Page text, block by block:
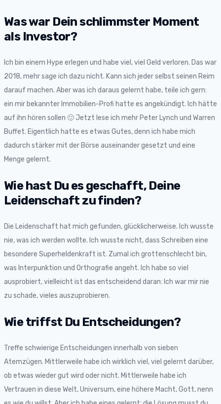
Was war Dein schlimmster Moment
als Investor?
Ich bin einem Hype erlegen und habe viel, viel Geld verloren. Das war
2018, mehr sage ich dazu nicht. Kann sich jeder selbst seinen Reim
darauf machen. Aber was ich daraus gelernt habe, teile ich gern:
ein mir bekannter Immobilien-Profi hatte es angekündigt. Ich hätte
auf ihn hören sollen 🙂 Jetzt lese ich mehr Peter Lynch und Warren
Buffet. Eigentlich hatte es etwas Gutes, denn ich habe mich
dadurch stärker mit der Börse auseinander gesetzt und eine
Menge gelernt.
Wie hast Du es geschafft, Deine
Leidenschaft zu finden?
Die Leidenschaft hat mich gefunden, glücklicherweise. Ich wusste
nie, was ich werden wollte. Ich wusste nicht, dass Schreiben eine
besondere Superheldenkraft ist. Zumal ich grottenschlecht bin,
was Interpunktion und Orthografie angeht. Ich habe so viel
ausprobiert, vielleicht ist das entscheidend daran: Ich war mir nie
zu schade, vieles auszuprobieren.
Wie triffst Du Entscheidungen?
Treffe schwierige Entscheidungen innerhalb von sieben
Atemzügen. Mittlerweile habe ich wirklich viel, viel gelernt darüber,
ob etwas wieder gut wird oder nicht. Mittlerweile habe ich
Vertrauen in diese Welt, Universum, eine höhere Macht, Gott, nenn